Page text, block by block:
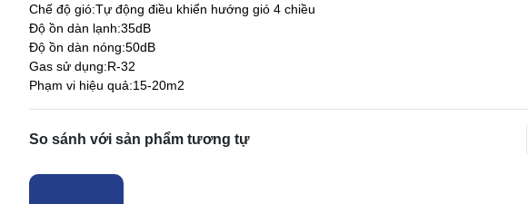
Chế độ gió:Tự động điều khiển hướng gió 4 chiều
Độ ồn dàn lạnh:35dB
Độ ồn dàn nóng:50dB
Gas sử dụng:R-32
Phạm vi hiệu quả:15-20m2
So sánh với sản phẩm tương tự